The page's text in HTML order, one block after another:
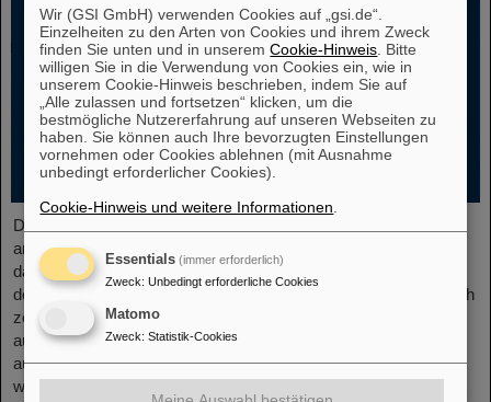
Der neue Open-Access-Band „Hans Joachim Specht: Scientist
and Visionary“, der kürzlich bei Springer erschienen ist, würdigt
das Leben und die Arbeit von Professor Hans Joachim Specht,
der im Mai 2024 im Alter von 87 Jahren verstorben ist. Das Buch
zeichnet Spechts wissenschaftlichen Werdegang und seine
außerordentlichen Führungsqualitäten nach und bietet so ein
aufschlussreiches Porträt eines Physikers, der sowohl die
wissenschaftliche Agenda als auch die institutionelle Landschaft
Wir (GSI GmbH) verwenden Cookies auf „gsi.de“.
Einzelheiten zu den Arten von Cookies und ihrem Zweck
finden Sie unten und in unseremCookie-Hinweis . Bitte
willigen Sie in die Verwendung von Cookies ein, wie in
unserem Cookie-Hinweis beschrieben, indem Sie auf
„Alle zulassen und fortsetzen“ klicken, um die
bestmögliche Nutzererfahrung auf unseren Webseiten zu
haben. Sie können auch Ihre bevorzugten Einstellungen
vornehmen oder Cookies ablehnen (mit Ausnahme
unbedingt erforderlicher Cookies).
Cookie-Hinweis und weitere Informationen
Essentials (immer erforderlich)
Zweck: Unbedingt erforderliche Cookies
Matomo
Zweck: Statistik-Cookies